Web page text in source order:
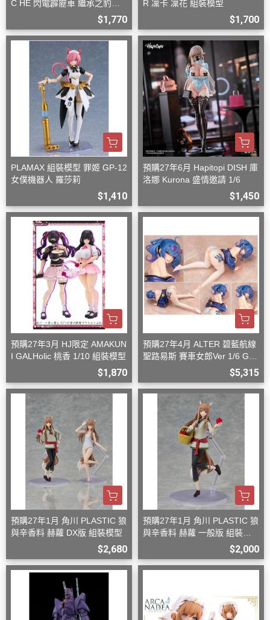
C HE 閃電霹靂車 繼承之豹魂
$1,770
R 凜卡 凜花 組裝模型
$1,700
PLAMAX 組裝模型 罪姬 GP-12
女僕機器人 羅莎莉
$1,410
預購27年6月 Hapitopi DISH 庫
洛娜 Kurona 盛情邀請 1/6
$1,450
預購27年3月 HJ限定 AMAKUN
I GALHolic 桃香 1/10 組裝模型
$1,870
預購27年4月 ALTER 碧藍航線
聖路易斯 賽車女郎Ver 1/6 G08
$5,315
預購27年1月 角川 PLASTIC 狼
與辛香料 赫蘿 DX版 組裝模型
$2,680
預購27年1月 角川 PLASTIC 狼
與辛香料 赫蘿 一般版 組裝模
$2,000